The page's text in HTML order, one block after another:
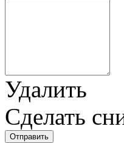
Удалить
Сделать
Отправить